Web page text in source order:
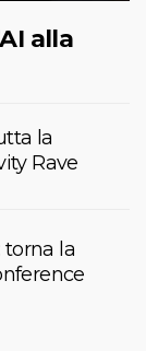
alla
la
Rave
torna la